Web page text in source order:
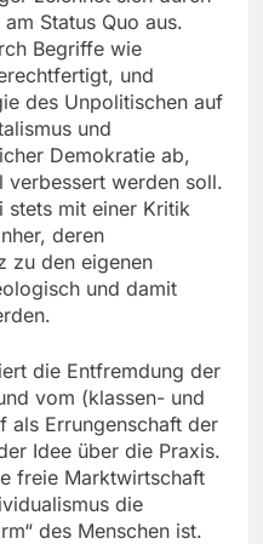
Status Quo aus.
Begriffe wie
und
des Unpolitischen auf
und
Demokratie ab,
verbessert werden soll.
stets mit einer Kritik
deren
zu den eigenen
und damit
die Entfremdung der
vom (klassen- und
als Errungenschaft der
Idee über die Praxis.
freie Marktwirtschaft
die
des Menschen ist.